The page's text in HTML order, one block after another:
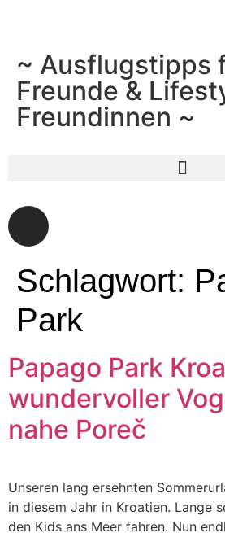
~ Ausflugstipps
Freunde &
Freundinnen ~
Schlagwort:
Park
Papago Park
wundervoller
nahe Poreč
Unseren lang ersehnten
in diesem Jahr in Kroatien. Lange
den Kids ans Meer fahren. Nun